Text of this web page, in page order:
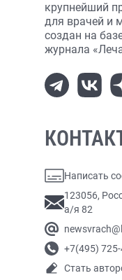
крупнейший
для врачей и
создан на
журнала
Написать
123056,
а/я 82
+7(495)
Стать